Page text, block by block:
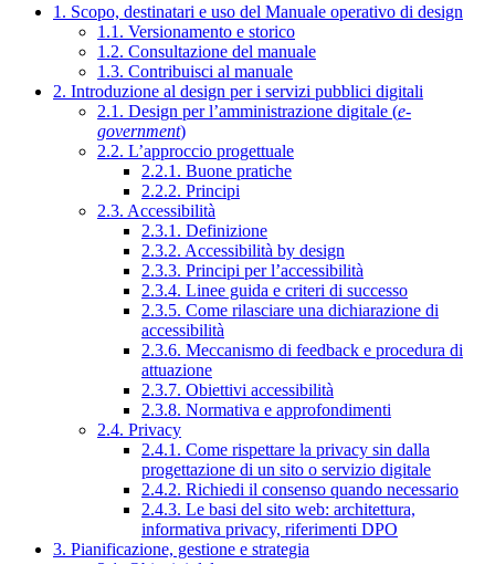
1. Scopo, destinatari e uso del Manuale operativo di design
1.1. Versionamento e storico
1.2. Consultazione del manuale
1.3. Contribuisci al manuale
2. Introduzione al design per i servizi pubblici digitali
2.1. Design per l’amministrazione digitale (e-
government)
2.2. L’approccio progettuale
2.2.1. Buone pratiche
2.2.2. Principi
2.3. Accessibilità
2.3.1. Definizione
2.3.2. Accessibilità by design
2.3.3. Principi per l’accessibilità
2.3.4. Linee guida e criteri di successo
2.3.5. Come rilasciare una dichiarazione di
accessibilità
2.3.6. Meccanismo di feedback e procedura di
attuazione
2.3.7. Obiettivi accessibilità
2.3.8. Normativa e approfondimenti
2.4. Privacy
2.4.1. Come rispettare la privacy sin dalla
progettazione di un sito o servizio digitale
2.4.2. Richiedi il consenso quando necessario
2.4.3. Le basi del sito web: architettura,
informativa privacy, riferimenti DPO
3. Pianificazione, gestione e strategia